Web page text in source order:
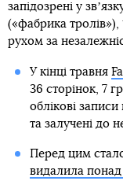
запідозрені у
(«фабрика тролів»),
рухом за
У кінці травня
36 сторінок, 7
облікові записи
та залучені до
Перед цим
видалила